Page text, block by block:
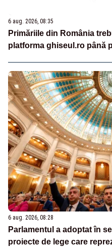
6 aug. 2026, 08:35
Primăriile din România
platforma ghiseul.ro până
6 aug. 2026, 08:28
Parlamentul a adoptat în
proiecte de lege care